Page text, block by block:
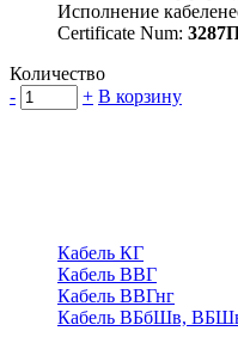
Исполнение
Certificate Num:
Количество
-
+ В корзину
Кабель КГ
Кабель ВВГ
Кабель ВВГнг
Кабель ВБбШв,